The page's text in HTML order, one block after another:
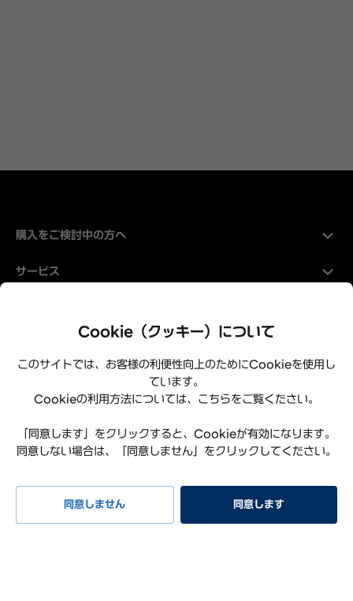
購入をご検討中の方へ
サービス
プライバシーポリシー
利用規約
よくある質問
リコール情報
お問い合わせ
Cookie（クッキー）について
このサイトでは、お客様の利便性向上のためにCookieを使用し
ています。
Cookieの利用方法については、こちらをご覧ください。
「同意します」をクリックすると、Cookieが有効になります。
同意しない場合は、「同意しません」をクリックしてください。
同意しません 同意します